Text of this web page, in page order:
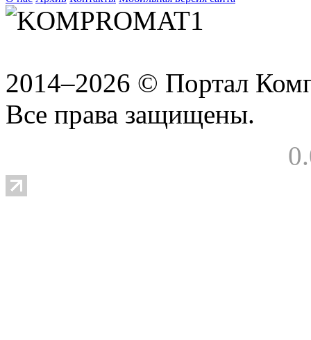
2014–2026 © Портал
Все права защищены.